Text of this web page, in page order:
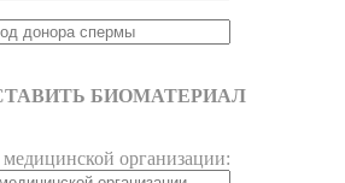
БИОМАТЕРИАЛ
организации: